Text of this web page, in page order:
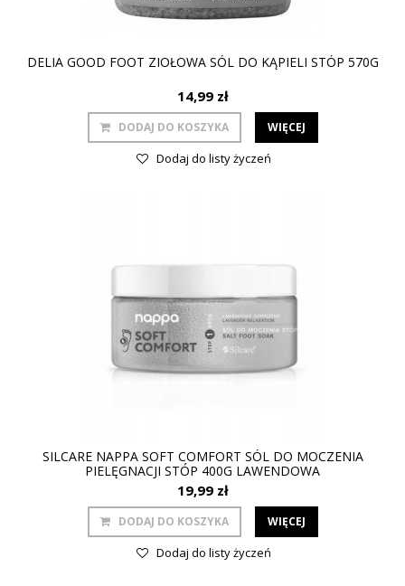
DELIA GOOD FOOT ZIOŁOWA SÓL DO KĄPIELI STÓP 570G
14,99 zł
DODAJ DO KOSZYKA WIĘCEJ
Dodaj do listy życzeń
SILCARE NAPPA SOFT COMFORT SÓL DO MOCZENIA
PIELĘGNACJI STÓP 400G LAWENDOWA
19,99 zł
DODAJ DO KOSZYKA WIĘCEJ
Dodaj do listy życzeń